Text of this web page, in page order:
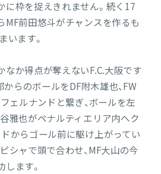
に枠を捉えきれません。続く17
MF前田悠斗がチャンスを作るも
います。
なか得点が奪えないF.C.大阪です
からのボールをDF附木雄也、FW
フェルナンドと繋ぎ、ボールを左
雅也がペナルティエリア内へク
からゴール前に駆け上がってい
シャで頭で合わせ、MF大山の今
ます。